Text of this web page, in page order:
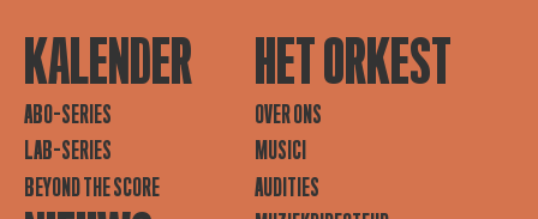
KALENDER
ABO-SERIES
LAB-SERIES
BEYOND THE SCORE
HET ORKEST
OVER ONS
MUSICI
AUDITIES